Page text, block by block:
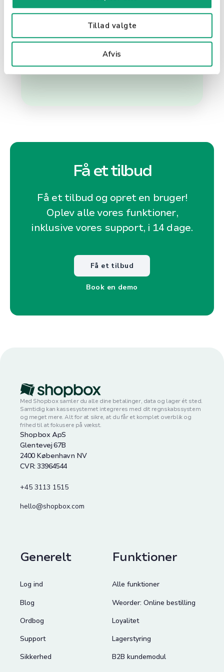
Tillad valgte
Afvis
virksomheds betalingsløsninger,
kan du tilbyde dine kunder en
nemmere og mere sikker måde at
handle på, samtidig med at du
optimerer din egen forretningsdrift.
Få et tilbud
Få et tilbud og opret en bruger!
Oplev alle vores funktioner,
inklusive vores support, i 14 dage.
Få et tilbud
Book en demo
Med Shopbox samler du alle dine betalinger, data og lager ét sted.
Samtidig kan kassesystemet integreres med dit regnskabssystem
og meget mere. Alt for at sikre, at du får et komplet overblik og
frihed til at fokusere på vækst.
Shopbox ApS
Glentevej 67B
2400 København NV
CVR: 33964544
+45 3113 1515
hello@shopbox.com
Generelt
Log ind
Blog
Ordbog
Support
Sikkerhed
Funktioner
Alle funktioner
Weorder: Online bestilling
Loyalitet
Lagerstyring
B2B kundemodul